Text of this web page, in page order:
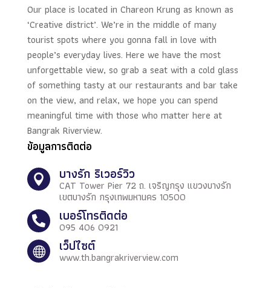
Our place is located in Chareon Krung as known as
‘Creative district’. We’re in the middle of many
tourist spots where you gonna fall in love with
people’s everyday lives. Here we have the most
unforgettable view, so grab a seat with a cold glass
of something tasty at our restaurants and bar take
on the view, and relax, we hope you can spend
meaningful time with those who matter here at
Bangrak Riverview.
ข้อมูลการติดต่อ
 บางรัก ริเวอร์วิว
CAT Tower Pier 72 ถ. เจริญกรุง แขวงบางรัก
เขตบางรัก กรุงเทพมหานคร 10500
 เบอร์โทรติดต่อ
095 406 0921
 เว็ปไซต์
www.th.bangrakriverview.com